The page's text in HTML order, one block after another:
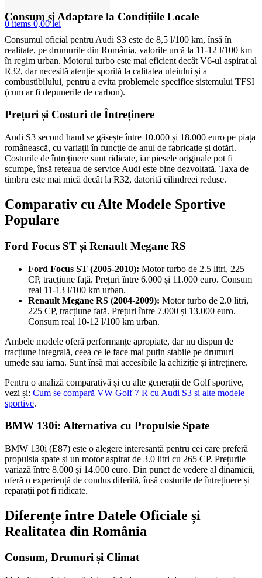
0items 0,00lei
Consum și Adaptare la Condițiile Locale
Consumul oficial pentru Audi S3 este de 8,5 l/100 km, însă în
realitate, pe drumurile din România, valorile urcă la 11-12 l/100 km
în regim urban. Motorul turbo este mai eficient decât V6-ul aspirat al
R32, dar necesită atenție sporită la calitatea uleiului și a
combustibilului, pentru a evita problemele specifice sistemului TFSI
(cum ar fi depunerile de carbon).
Prețuri și Costuri de Întreținere
Audi S3 second hand se găsește între 10.000 și 18.000 euro pe piața
românească, cu variații în funcție de anul de fabricație și dotări.
Costurile de întreținere sunt ridicate, iar piesele originale pot fi
scumpe, însă rețeaua de service Audi este bine dezvoltată. Taxa de
timbru este mai mică decât la R32, datorită cilindreei reduse.
Comparativ cu Alte Modele Sportive
Populare
Ford Focus ST și Renault Megane RS
Ford Focus ST (2005-2010): Motor turbo de 2.5 litri, 225
CP, tracțiune față. Prețuri între 6.000 și 11.000 euro. Consum
real 11-13 l/100 km urban.
Renault Megane RS (2004-2009): Motor turbo de 2.0 litri,
225 CP, tracțiune față. Prețuri între 7.000 și 13.000 euro.
Consum real 10-12 l/100 km urban.
Ambele modele oferă performanțe apropiate, dar nu dispun de
tracțiune integrală, ceea ce le face mai puțin stabile pe drumuri
umede sau iarna. Sunt însă mai accesibile la achiziție și întreținere.
Pentru o analiză comparativă și cu alte generații de Golf sportive,
vezi și: Cum se compară VW Golf 7 R cu Audi S3 și alte modele
sportive.
BMW 130i: Alternativa cu Propulsie Spate
BMW 130i (E87) este o alegere interesantă pentru cei care preferă
propulsia spate și un motor aspirat de 3.0 litri cu 265 CP. Prețurile
variază între 8.000 și 14.000 euro. Din punct de vedere al dinamicii,
oferă o experiență de condus diferită, însă costurile de întreținere și
reparații pot fi ridicate.
Diferențe între Datele Oficiale și
Realitatea din România
Consum, Drumuri și Climat